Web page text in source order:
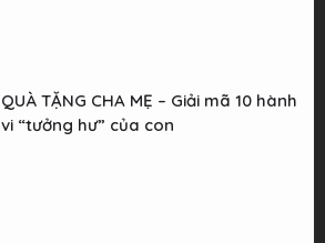
QUÀ TẶNG CHA MẸ – Giải mã 10 hành
vi “tưởng hư” của con